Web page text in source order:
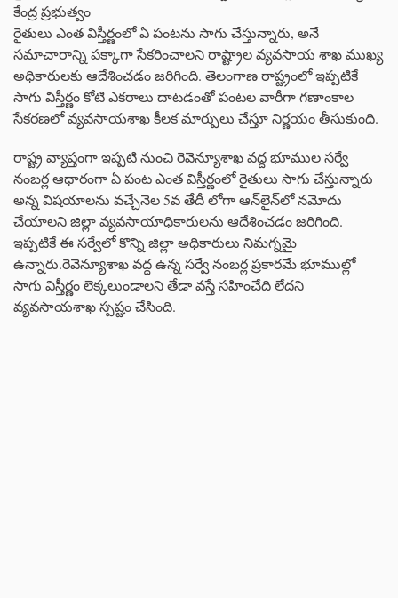
కేంద్ర ప్రభుత్వం
రైతులు ఎంత విస్తీర్ణంలో ఏ పంటను సాగు చేస్తున్నారు, అనే
సమాచారాన్ని పక్కాగా సేకరించాలని రాష్ట్రాల వ్యవసాయ శాఖ ముఖ్య
అధికారులకు ఆదేశించడం జరిగింది. తెలంగాణ రాష్ట్రంలో ఇప్పటికే
సాగు విస్తీర్ణం కోటి ఎకరాలు దాటడంతో పంటల వారీగా గణాంకాల
సేకరణలో వ్యవసాయశాఖ కీలక మార్పులు చేస్తూ నిర్ణయం తీసుకుంది.
రాష్ట్ర వ్యాప్తంగా ఇప్పటి నుంచి రెవెన్యూశాఖ వద్ద భూముల సర్వే
నంబర్ల ఆధారంగా ఏ పంట ఎంత విస్తీర్ణంలో రైతులు సాగు చేస్తున్నారు
అన్న విషయాలను వచ్చేనెల 5వ తేదీ లోగా ఆన్‌లైన్‌లో నమోదు
చేయాలని జిల్లా వ్యవసాయాధికారులను ఆదేశించడం జరిగింది.
ఇప్పటికే ఈ సర్వేలో కొన్ని జిల్లా అధికారులు నిమగ్నమై
ఉన్నారు.రెవెన్యూశాఖ వద్ద ఉన్న సర్వే నంబర్ల ప్రకారమే భూముల్లో
సాగు విస్తీర్ణం లెక్కలుండాలని తేడా వస్తే సహించేది లేదని
వ్యవసాయశాఖ స్పష్టం చేసింది.